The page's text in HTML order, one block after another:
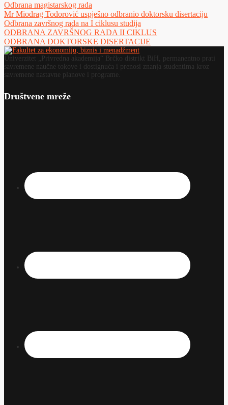
Odbrana magistarskog rada
Mr Miodrag Todorović uspješno odbranio doktorsku disertaciju
Odbrana završnog rada na I ciklusu studija
ODBRANA ZAVRŠNOG RADA II CIKLUS
ODBRANA DOKTORSKE DISERTACIJE
Univerzitet „Privredna akademija“ Brčko distrikt BiH, permanentno prati
savremene naučne tokove i dostignuća i prenosi znanja studentima kroz
savremene nastavne planove i programe.
Društvene mreže